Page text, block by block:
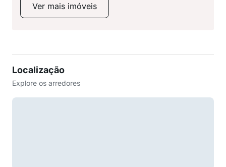
Ver mais imóveis
Localização
Explore os arredores